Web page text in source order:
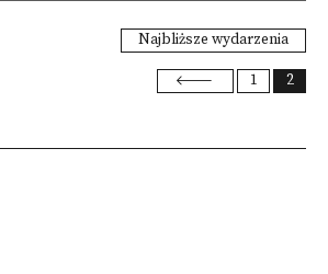
Najbliższe wydarzenia
1 2